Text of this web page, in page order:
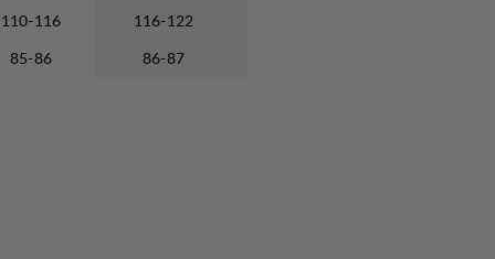
110-116
116-122
85-86 86-87